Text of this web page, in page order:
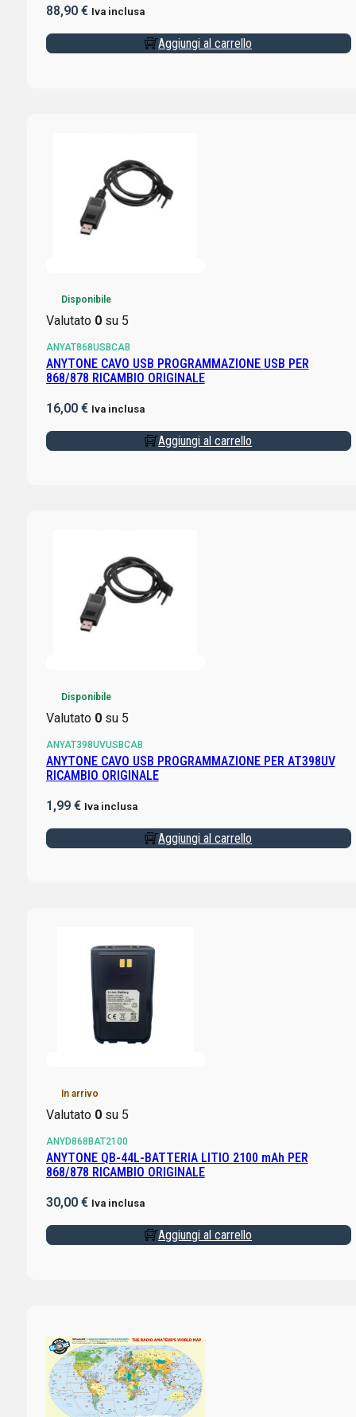
88,90 € Iva inclusa
Aggiungi al carrello
Disponibile
Valutato 0su 5
ANYAT868USBCAB
ANYTONE CAVO USB PROGRAMMAZIONE USB PER
868/878 RICAMBIO ORIGINALE
16,00 € Iva inclusa
Aggiungi al carrello
Disponibile
Valutato 0su 5
ANYAT398UVUSBCAB
ANYTONE CAVO USB PROGRAMMAZIONE PER AT398UV
RICAMBIO ORIGINALE
1,99 € Iva inclusa
Aggiungi al carrello
In arrivo
Valutato 0su 5
ANYD868BAT2100
ANYTONE QB-44L-BATTERIA LITIO 2100 mAh PER
868/878 RICAMBIO ORIGINALE
30,00 € Iva inclusa
Aggiungi al carrello